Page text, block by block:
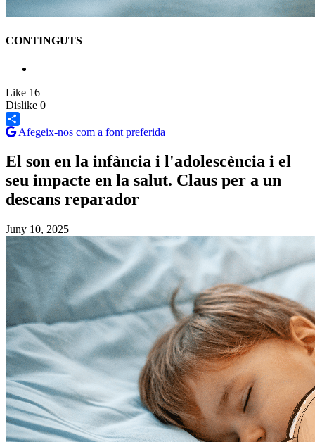
CONTINGUTS
Like 16
Dislike 0
Share
Afegeix-nos com a font preferida
El son en la infància i l'adolescència i el
seu impacte en la salut. Claus per a un
descans reparador
Juny 10, 2025